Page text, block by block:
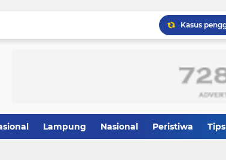
Lampung Nasional Peristiwa Tips